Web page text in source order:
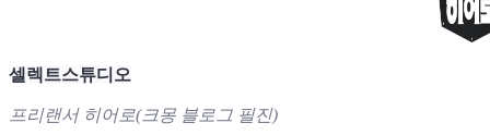
셀렉트스튜디오
프리랜서 히어로(크몽 블로그 필진)